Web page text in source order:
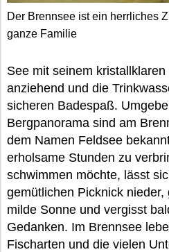
Der Brennsee ist ein herrliches
ganze Familie
See mit seinem
anziehend und die
sicheren Badespaß.
Bergpanorama sind am
dem Namen Feldsee
erholsame Stunden zu
schwimmen möchte, lässt
gemütlichen Picknick
milde Sonne und vergisst
Gedanken. Im Brennsee
Fischarten und die vielen